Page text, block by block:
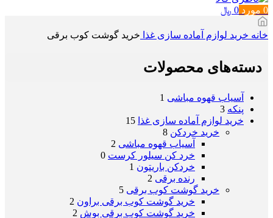
0 مورد 0 ﷼
خانه خرید لوازم آماده سازی غذا خرید گوشت کوب برقی
دسته‌های محصولات
آسیاب قهوه مباشی 1
پنکه 3
خرید لوازم آماده سازی غذا 15
خرید خردکن 8
آسیاب قهوه مباشی 2
خرد کن سیلور کرست 0
خردکن باریتون 1
رنده برقی 2
خرید گوشت کوب برقی 5
خرید گوشت کوب برقی براون 2
خرید گوشت کوب برقی بوش 2